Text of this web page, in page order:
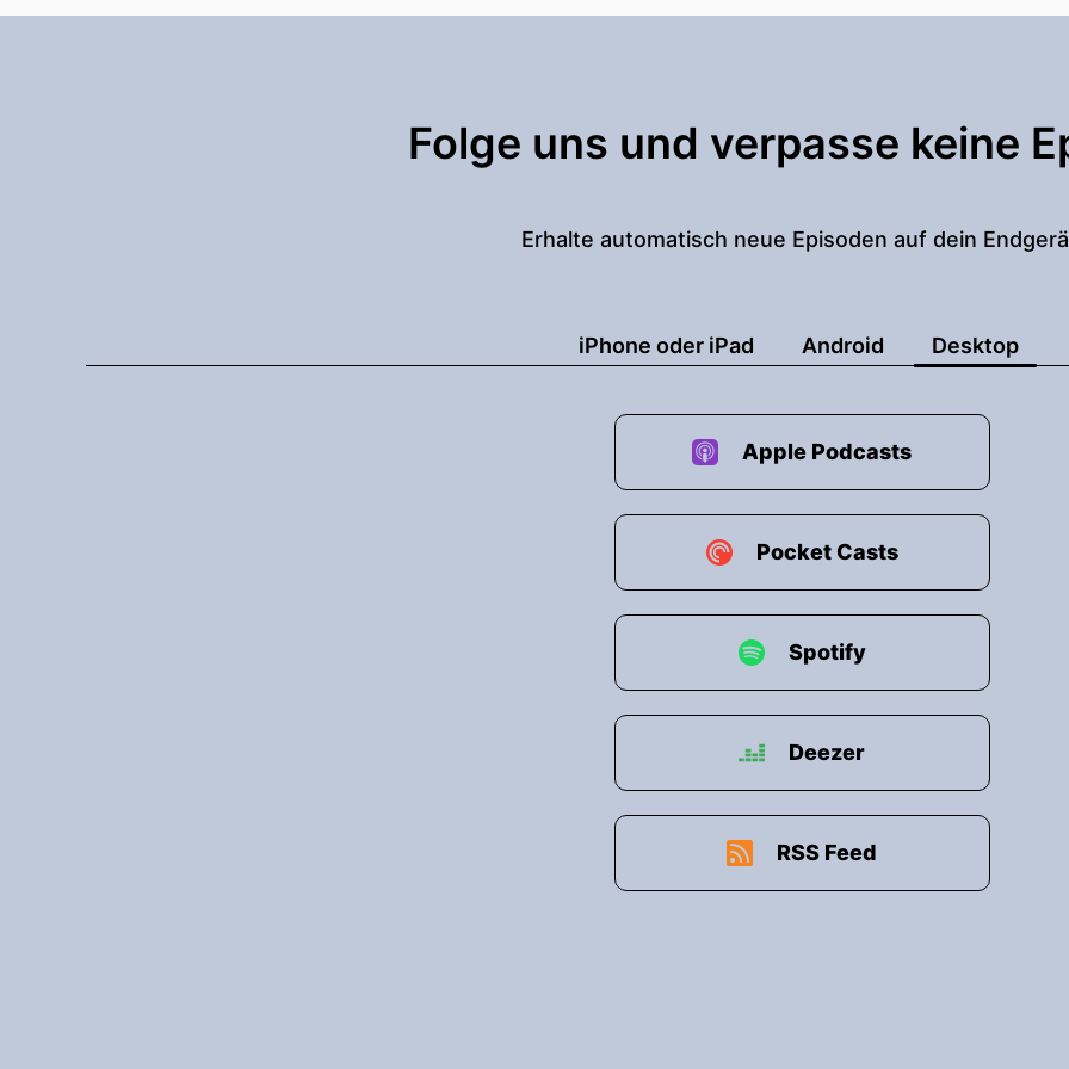
Folge uns und verpasse keine
Erhalte automatisch neue Episoden auf dein
iPhone oder iPad Android Desktop
Apple Podcasts
Pocket Casts
Spotify
Deezer
RSS Feed